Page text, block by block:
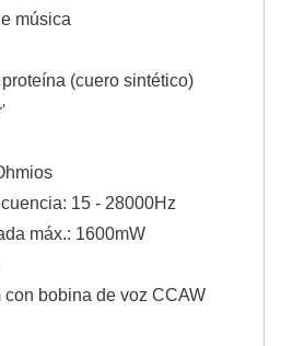
música
(cuero sintético)
15 - 28000Hz
máx.: 1600mW
con bobina de voz CCAW